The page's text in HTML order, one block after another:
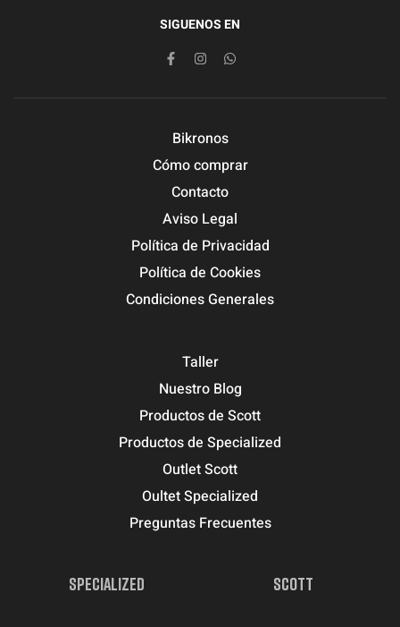
SIGUENOS EN
Bikronos
Cómo comprar
Contacto
Aviso Legal
Política de Privacidad
Política de Cookies
Condiciones Generales
Taller
Nuestro Blog
Productos de Scott
Productos de Specialized
Outlet Scott
Oultet Specialized
Preguntas Frecuentes
SPECIALIZED SCOTT